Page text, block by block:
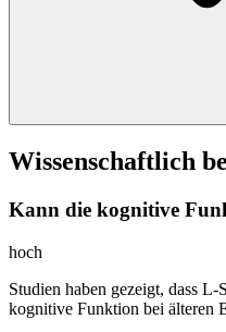
Wissenschaftlich
Kann die kognitive
hoch
Studien haben gezeigt, dass
kognitive Funktion bei älteren